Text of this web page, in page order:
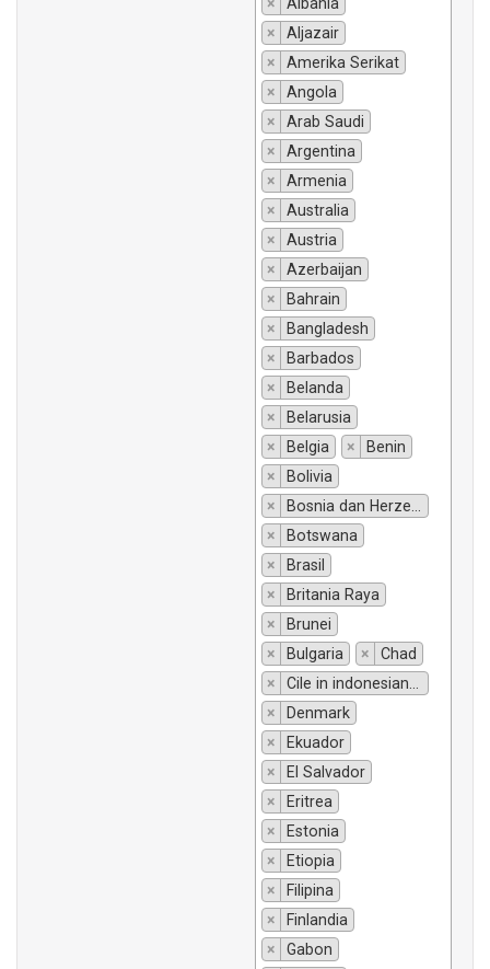
×
Albania
×
Aljazair
×
Amerika Serikat
×
Angola
×
Arab Saudi
×
Argentina
×
Armenia
×
Australia
×
Austria
×
Azerbaijan
×
Bahrain
×
Bangladesh
×
Barbados
×
Belanda
×
Belarusia
×
Belgia ×
Benin
×
Bolivia
×
Bosnia dan Herzegovina
×
Botswana
×
Brasil
×
Britania Raya
×
Brunei
×
Bulgaria ×
Chad
×
Cile in indonesiano si traduce "Chili".
×
Denmark
×
Ekuador
×
El Salvador
×
Eritrea
×
Estonia
×
Etiopia
×
Filipina
×
Finlandia
×
Gabon